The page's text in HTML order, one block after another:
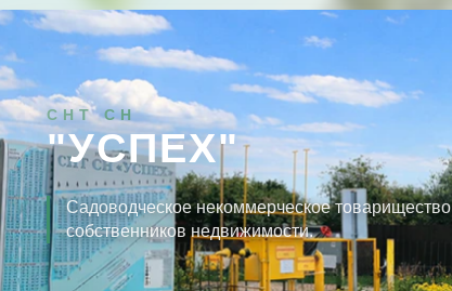
СНТ СН
"УСПЕХ"
Садоводческое некоммерческое товарищество
собственников недвижимости.